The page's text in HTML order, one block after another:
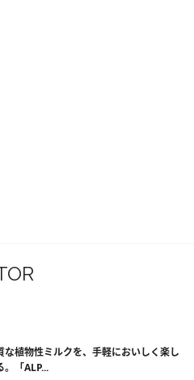
な植物性ミルクを、手軽においしく楽し
。「ALP...